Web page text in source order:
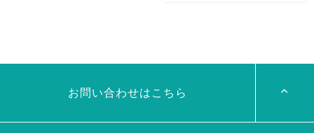
河合くんが来てくれました
踊ってくれます♡ 東京から参
かしの曲をソロ踊ります […]
お問い合わせはこちら